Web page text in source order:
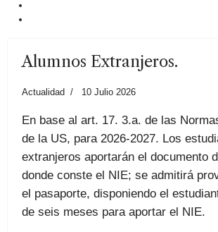
Alumnos Extranjeros.
Actualidad 10 Julio 2026
En base al art. 17. 3.a. de las
de la US, para 2026-2027. Los
extranjeros aportarán el documento
donde conste el NIE; se admitirá
el pasaporte, disponiendo el
de seis meses para aportar el NIE.